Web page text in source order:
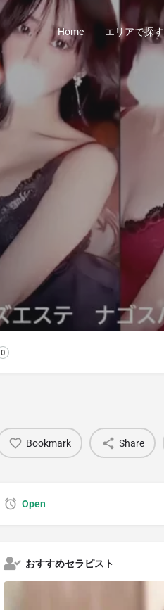
Home エリアで探す
0
Bookmark Share
Open
おすすめセラピスト